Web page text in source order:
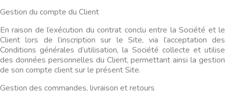
Gestion du compte du Client
En raison de l’exécution du contrat conclu entre la Société et le
Client lors de l’inscription sur le Site, via l’acceptation des
Conditions générales d’utilisation, la Société collecte et utilise
des données personnelles du Client, permettant ainsi la gestion
de son compte client sur le présent Site.
Gestion des commandes, livraison et retours